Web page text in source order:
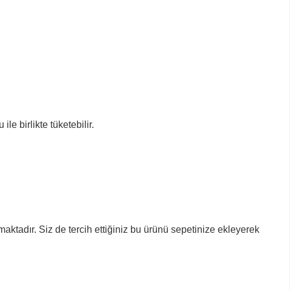
ile birlikte tüketebilir.
Siz de tercih ettiğiniz bu ürünü sepetinize ekleyerek